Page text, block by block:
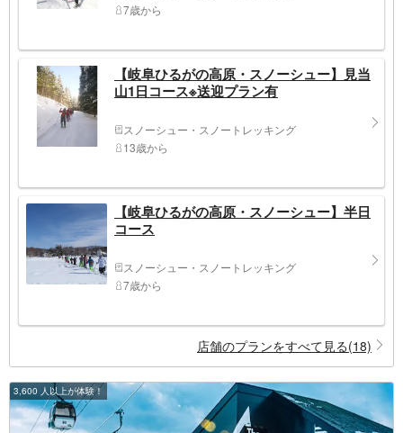
7歳から
【岐阜ひるがの高原・スノーシュー】見当
山1日コース※送迎プラン有
スノーシュー・スノートレッキング
13歳から
【岐阜ひるがの高原・スノーシュー】半日
コース
スノーシュー・スノートレッキング
7歳から
店舗のプランをすべて見る(18)
3,600 人以上が体験！